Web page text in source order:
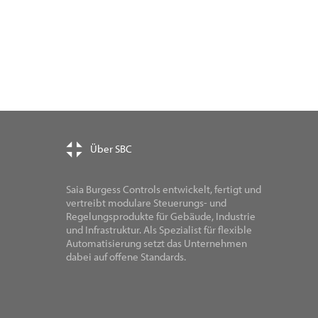
Über SBC
Saia Burgess Controls entwickelt, fertigt und
vertreibt modulare Steuerungs- und
Regelungsprodukte für Gebäude, Industrie
und Infrastruktur. Als Spezialist für flexible
Automatisierung setzt das Unternehmen
dabei auf offene Standards.